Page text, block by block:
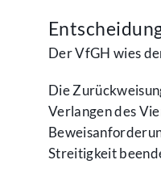
Der VfGH wies
Die
Verlangen des
Streitigkeit